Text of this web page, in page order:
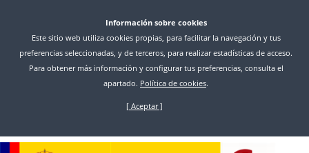
main
Información sobre cookies
Este sitio web utiliza cookies propias, para facilitar la navegación y tus
preferencias seleccionadas, y de terceros, para realizar estadísticas de acceso.
Para obtener más información y configurar tus preferencias, consulta el
apartado. Política de cookies.
[ Aceptar ]